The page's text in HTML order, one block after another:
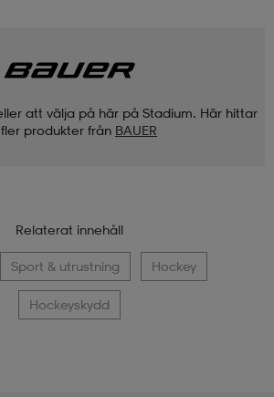
att välja på här på Stadium. Här hittar
produkter från BAUER
Relaterat innehåll
Sport & utrustning Hockey
Hockeyskydd